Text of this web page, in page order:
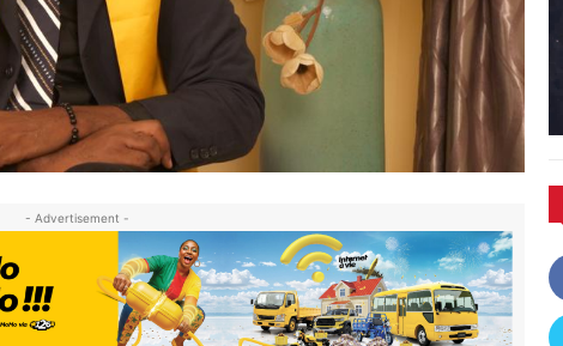
- Advertisement -